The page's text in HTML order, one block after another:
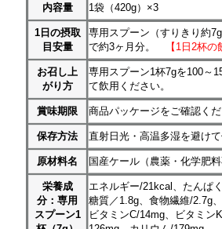
内容量 1袋（420g）×3
1日の摂取
目安量
専用スプーン（すりきり約
で約3ヶ月分。
【1日2杯
お召し上
がり方
専用スプーン1杯7gを100～
て飲用ください。
賞味期限 商品パッケージをご確認くだ
保存方法 直射日光・高温多湿を避けて
原材料名 国産ケール（農薬・化学肥料
栄養成
分：専用
スプーン1
エネルギー/21kcal、たんぱ
糖質／1.8g、食物繊維/2.7g
ビタミンC/14mg、ビタミン